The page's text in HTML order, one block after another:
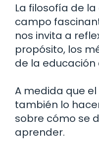
La filosofía de
campo
nos invita a
propósito, los
de la educación
A medida que
también lo
sobre cómo se
aprender.